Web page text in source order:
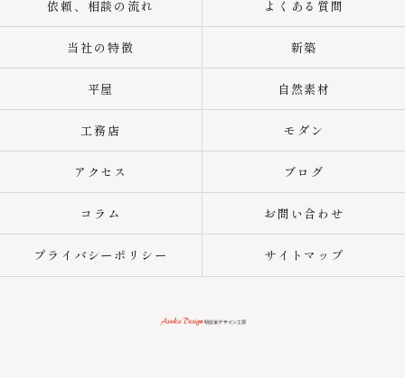
依頼、相談の流れ よくある質問
当社の特徴 新築
平屋 自然素材
工務店 モダン
アクセス ブログ
コラム お問い合わせ
プライバシーポリシー サイトマップ